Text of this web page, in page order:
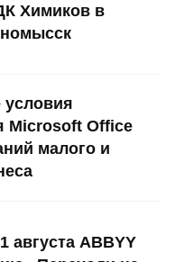
Химиков в
Microsoft Office
малого и
августа ABBYY